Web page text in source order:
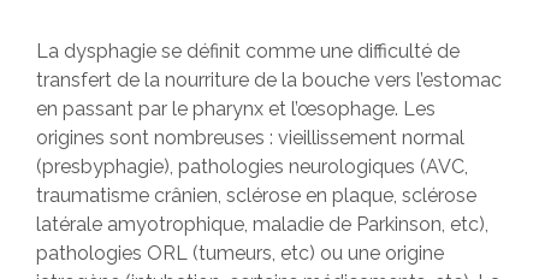
La dysphagie se définit comme une difficulté de
transfert de la nourriture de la bouche vers l’estomac
en passant par le pharynx et l’œsophage. Les
origines sont nombreuses : vieillissement normal
(presbyphagie), pathologies neurologiques (AVC,
traumatisme crânien, sclérose en plaque, sclérose
latérale amyotrophique, maladie de Parkinson, etc),
pathologies ORL (tumeurs, etc) ou une origine